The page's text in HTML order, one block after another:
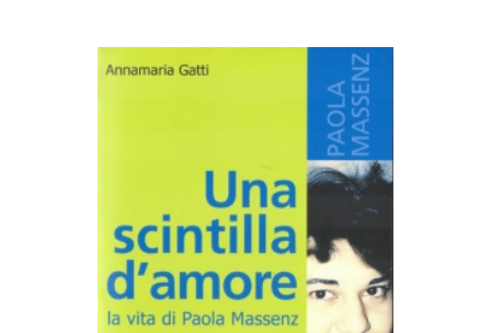
AGGIUNGI AL CARRELLO